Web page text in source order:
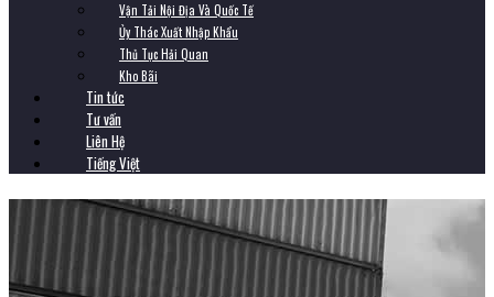
Vận Tải Nội Địa Và Quốc Tế
Ủy Thác Xuất Nhập Khẩu
Thủ Tục Hải Quan
Kho Bãi
Tin tức
Tư vấn
Liên Hệ
Tiếng Việt